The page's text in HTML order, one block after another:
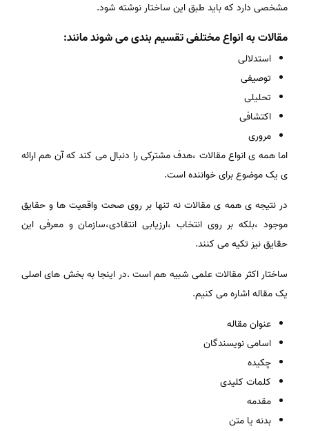
مشخصی دارد که باید طبق این ساختار نوشته شود.
مقالات به انواع مختلفی تقسیم بندی می شوند مانند:
استدلالی
توصیفی
تحلیلی
اکتشافی
مروری
اما همه ی انواع مقالات ،هدف مشترکی را دنبال می کند که آن هم ارائه
ی یک موضوع برای خواننده است.
در نتیجه ی همه ی مقالات نه تنها بر روی صحت واقعیت ها و حقایق
موجود ،بلکه بر روی انتخاب ،ارزیابی انتقادی،سازمان و معرفی این
حقایق نیز تکیه می کنند.
ساختار اکثر مقالات علمی شبیه هم است .در اینجا به بخش های اصلی
یک مقاله اشاره می کنیم.
عنوان مقاله
اسامی نویسندگان
چکیده
کلمات کلیدی
مقدمه
بدنه یا متن